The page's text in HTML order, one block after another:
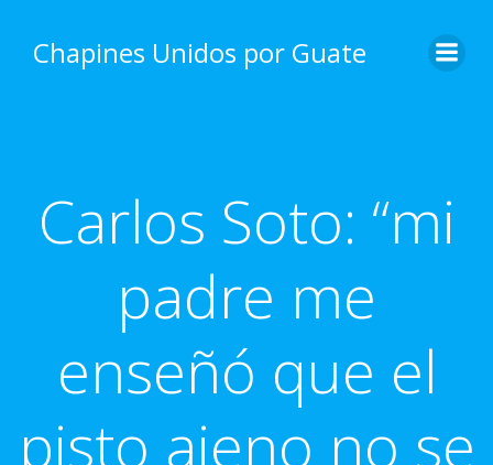
content
Chapines Unidos por Guate
Carlos Soto: “mi
padre me
enseñó que el
pisto ajeno no se